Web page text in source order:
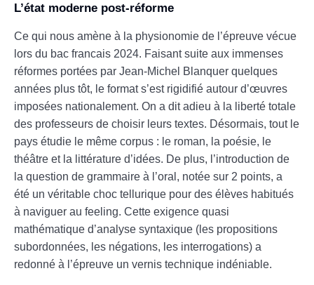
L’état moderne post-réforme
Ce qui nous amène à la physionomie de l’épreuve vécue
lors du bac francais 2024. Faisant suite aux immenses
réformes portées par Jean-Michel Blanquer quelques
années plus tôt, le format s’est rigidifié autour d’œuvres
imposées nationalement. On a dit adieu à la liberté totale
des professeurs de choisir leurs textes. Désormais, tout le
pays étudie le même corpus : le roman, la poésie, le
théâtre et la littérature d’idées. De plus, l’introduction de
la question de grammaire à l’oral, notée sur 2 points, a
été un véritable choc tellurique pour des élèves habitués
à naviguer au feeling. Cette exigence quasi
mathématique d’analyse syntaxique (les propositions
subordonnées, les négations, les interrogations) a
redonné à l’épreuve un vernis technique indéniable.